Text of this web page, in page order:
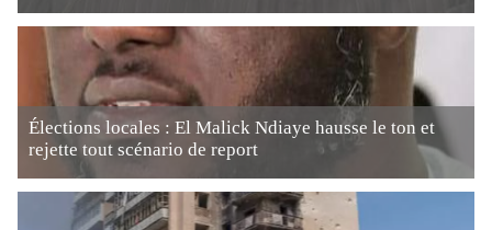
Élections locales : El Malick Ndiaye hausse le ton et
rejette tout scénario de report